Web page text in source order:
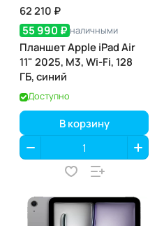
62 210 ₽
55 990 ₽ наличными
Планшет Apple iPad Air
11" 2025, M3, Wi-Fi, 128
ГБ, синий
Доступно
В корзину